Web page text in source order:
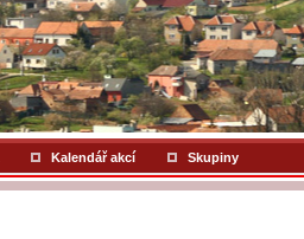
Kalendář akcí Skupiny